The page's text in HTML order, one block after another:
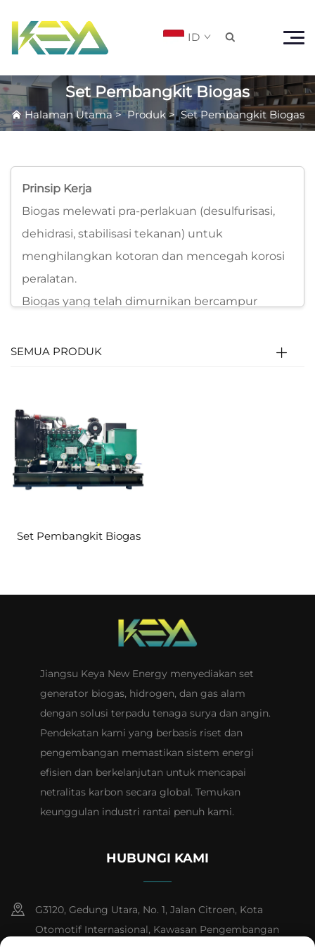
ID 
Set Pembangkit Biogas
Halaman Utama>Produk>Set Pembangkit Biogas
Prinsip Kerja
Biogas melewati pra-perlakuan (desulfurisasi,
dehidrasi, stabilisasi tekanan) untuk
menghilangkan kotoran dan mencegah korosi
peralatan.
Biogas yang telah dimurnikan bercampur
masuk ke silinder mesin.
mendorong piston untuk menggerakkan poros
engkol (energi termal→energi mekanik).
Poros engkol memutar rotor generator untuk
menghasilkan listrik (energi mekanik→energi
SEMUA PRODUK
Set Pembangkit Biogas
Jiangsu Keya New Energy menyediakan set
generator biogas, hidrogen, dan gas alam
dengan solusi terpadu tenaga surya dan angin.
Pendekatan kami yang berbasis riset dan
pengembangan memastikan sistem energi
efisien dan berkelanjutan untuk mencapai
netralitas karbon secara global. Temukan
keunggulan industri rantai penuh kami.
HUBUNGI KAMI
G3120, Gedung Utara, No. 1, Jalan Citroen, Kota
Otomotif Internasional, Kawasan Pengembangan